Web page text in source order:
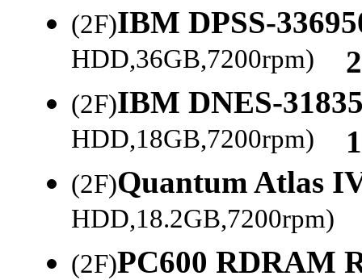
(2F)IBM DPSS-
HDD,36GB,7200rpm)
(2F)IBM DNES-
HDD,18GB,7200rpm)
(2F)Quantum Atlas
HDD,18.2GB,7200rpm)
(2F)PC600 RDRAM